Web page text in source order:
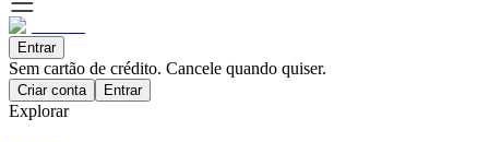
Entrar
Sem cartão de crédito. Cancele quando quiser.
Criar conta Entrar
Explorar